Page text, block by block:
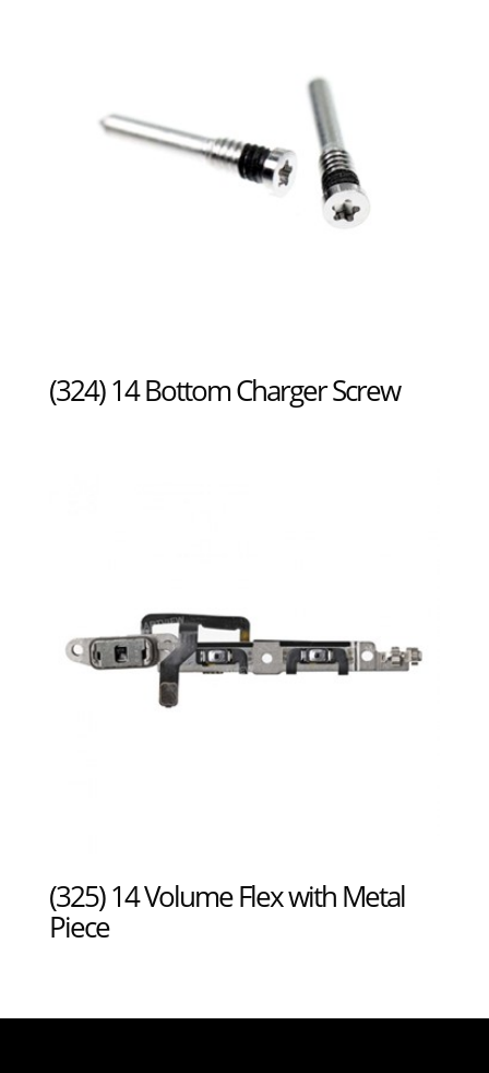
(324) 14 Bottom Charger Screw
(325) 14 Volume Flex with Metal
Piece